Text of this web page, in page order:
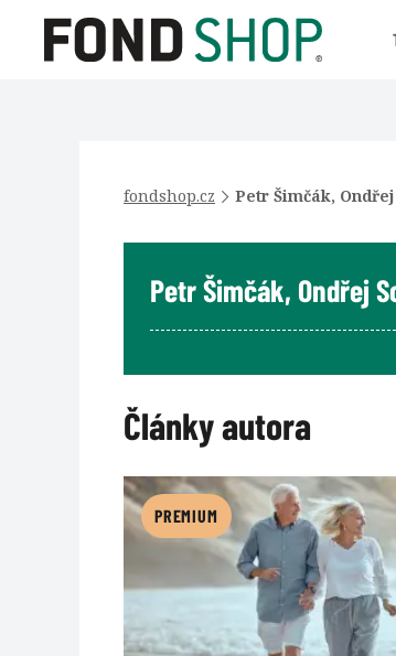
fondshop.cz Petr Šimčák,
Petr Šimčák, Ondřej
Články autora
PREMIUM